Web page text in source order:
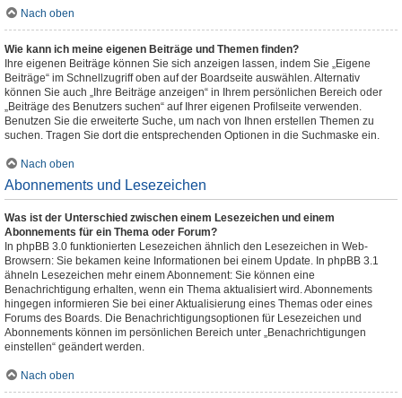
Nach oben
Wie kann ich meine eigenen Beiträge und Themen finden?
Ihre eigenen Beiträge können Sie sich anzeigen lassen, indem Sie „Eigene
Beiträge“ im Schnellzugriff oben auf der Boardseite auswählen. Alternativ
können Sie auch „Ihre Beiträge anzeigen“ in Ihrem persönlichen Bereich oder
„Beiträge des Benutzers suchen“ auf Ihrer eigenen Profilseite verwenden.
Benutzen Sie die erweiterte Suche, um nach von Ihnen erstellen Themen zu
suchen. Tragen Sie dort die entsprechenden Optionen in die Suchmaske ein.
Nach oben
Abonnements und Lesezeichen
Was ist der Unterschied zwischen einem Lesezeichen und einem
Abonnements für ein Thema oder Forum?
In phpBB 3.0 funktionierten Lesezeichen ähnlich den Lesezeichen in Web-
Browsern: Sie bekamen keine Informationen bei einem Update. In phpBB 3.1
ähneln Lesezeichen mehr einem Abonnement: Sie können eine
Benachrichtigung erhalten, wenn ein Thema aktualisiert wird. Abonnements
hingegen informieren Sie bei einer Aktualisierung eines Themas oder eines
Forums des Boards. Die Benachrichtigungsoptionen für Lesezeichen und
Abonnements können im persönlichen Bereich unter „Benachrichtigungen
einstellen“ geändert werden.
Nach oben